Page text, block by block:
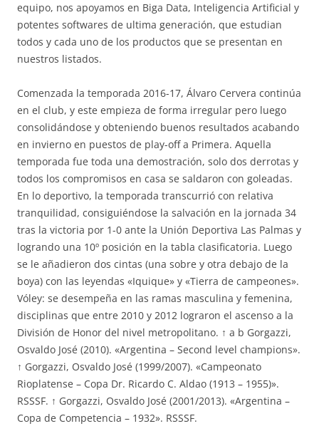
equipo, nos apoyamos en Biga Data, Inteligencia Artificial y
potentes softwares de ultima generación, que estudian
todos y cada uno de los productos que se presentan en
nuestros listados.
Comenzada la temporada 2016-17, Álvaro Cervera continúa
en el club, y este empieza de forma irregular pero luego
consolidándose y obteniendo buenos resultados acabando
en invierno en puestos de play-off a Primera. Aquella
temporada fue toda una demostración, solo dos derrotas y
todos los compromisos en casa se saldaron con goleadas.
En lo deportivo, la temporada transcurrió con relativa
tranquilidad, consiguiéndose la salvación en la jornada 34
tras la victoria por 1-0 ante la Unión Deportiva Las Palmas y
logrando una 10º posición en la tabla clasificatoria. Luego
se le añadieron dos cintas (una sobre y otra debajo de la
boya) con las leyendas «Iquique» y «Tierra de campeones».
Vóley: se desempeña en las ramas masculina y femenina,
disciplinas que entre 2010 y 2012 lograron el ascenso a la
División de Honor del nivel metropolitano. ↑ a b Gorgazzi,
Osvaldo José (2010). «Argentina – Second level champions».
↑ Gorgazzi, Osvaldo José (1999/2007). «Campeonato
Rioplatense – Copa Dr. Ricardo C. Aldao (1913 – 1955)».
RSSSF. ↑ Gorgazzi, Osvaldo José (2001/2013). «Argentina –
Copa de Competencia – 1932». RSSSF.